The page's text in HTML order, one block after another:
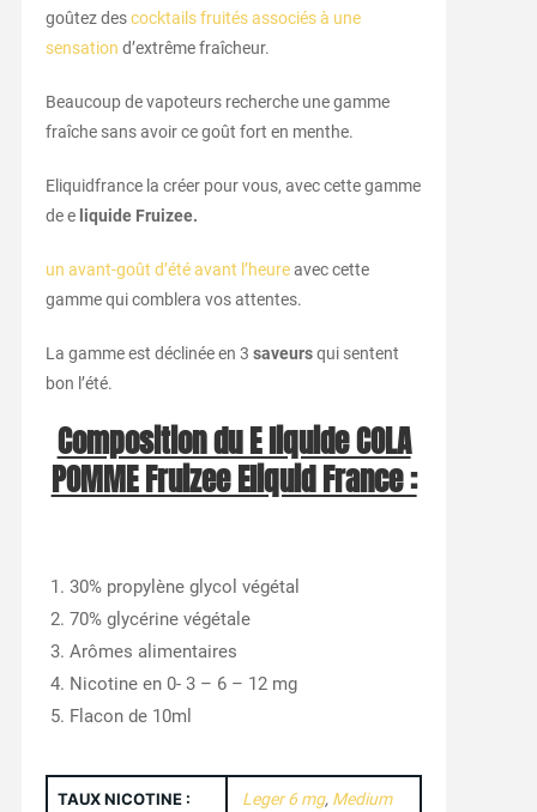
goûtez descocktails fruités associés à une
sensation d’extrême fraîcheur.
Beaucoup de vapoteurs recherche une gamme
fraîche sans avoir ce goût fort en menthe.
Eliquidfrance la créer pour vous, avec cette gamme
de e liquide Fruizee.
un avant-goût d’été avant l’heureavec cette
gamme qui comblera vos attentes.
La gamme est déclinée en 3 saveursqui sentent
bon l’été.
Composition du E liquide COLA
POMME Fruizee Eliquid France :
30% propylène glycol végétal
70% glycérine végétale
Arômes alimentaires
Nicotine en 0- 3 – 6 – 12 mg
Flacon de 10ml
TAUX NICOTINE : Leger 6 mg, Medium